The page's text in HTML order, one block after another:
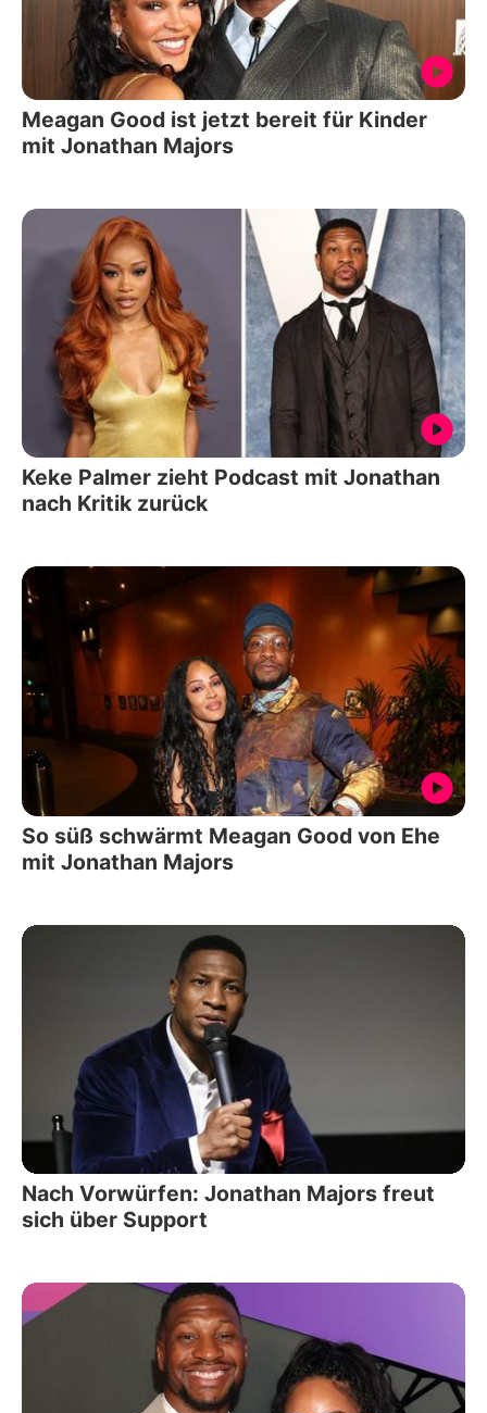
Meagan Good ist jetzt bereit für Kinder
mit Jonathan Majors
Keke Palmer zieht Podcast mit Jonathan
nach Kritik zurück
So süß schwärmt Meagan Good von Ehe
mit Jonathan Majors
Nach Vorwürfen: Jonathan Majors freut
sich über Support